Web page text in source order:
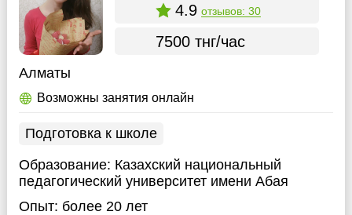
4.9 отзывов: 30
7500 тнг/час
Алматы
Возможны занятия онлайн
Подготовка к школе
Образование: Казахский национальный
педагогический университет имени Абая
Опыт: более 20 лет